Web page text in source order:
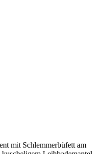
mit Schlemmerbüfett am